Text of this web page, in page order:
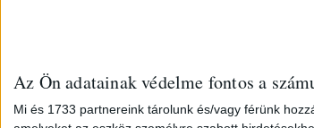
Az Ön adatainak védelme fontos a
Mi és 1733 partnereink tárolunk és/vagy férünk